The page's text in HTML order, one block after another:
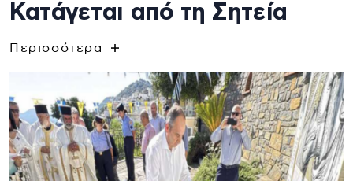
Κατάγεται από τη Σητεία
Θείος του ήταν ο Μιχαήλ Χλουβεράκης, βουλευτής
την Ένωση Κέντρου του Γεωργίου Παπανδρέου. Ο
Γιάννης Πλακιωτάκης έχει σπουδάσει Βιοχημικός
Μηχανικός στο Πανεπιστήμιο της Ουαλίας. Κατέχει
μεταπτυχιακούς τίτλους στη Βιοχημική Μηχανική στο
Περισσότερα